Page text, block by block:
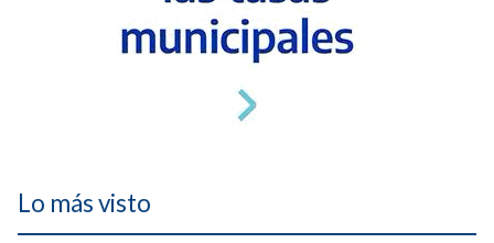
Lo más visto